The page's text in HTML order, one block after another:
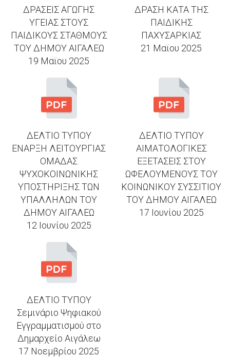
ΔΡΑΣΕΙΣ ΑΓΩΓΗΣ
ΥΓΕΙΑΣ ΣΤΟΥΣ
ΠΑΙΔΙΚΟΥΣ ΣΤΑΘΜΟΥΣ
ΤΟΥ ΔΗΜΟΥ ΑΙΓΑΛΕΩ
19 Μαϊου 2025
ΔΡΑΣΗ ΚΑΤΑ ΤΗΣ
ΠΑΙΔΙΚΗΣ
ΠΑΧΥΣΑΡΚΙΑΣ
21 Μαϊου 2025
ΔΕΛΤΙΟ ΤΥΠΟΥ
ΕΝΑΡΞΗ ΛΕΙΤΟΥΡΓΙΑΣ
ΟΜΑΔΑΣ
ΨΥΧΟΚΟΙΝΩΝΙΚΗΣ
ΥΠΟΣΤΗΡΙΞΗΣ ΤΩΝ
ΥΠΑΛΛΗΛΩΝ ΤΟΥ
ΔΗΜΟΥ ΑΙΓΑΛΕΩ
12 Ιουνίου 2025
ΔΕΛΤΙΟ ΤΥΠΟΥ
ΑΙΜΑΤΟΛΟΓΙΚΕΣ
ΕΞΕΤΑΣΕΙΣ ΣΤΟΥ
ΩΦΕΛΟΥΜΕΝΟΥΣ ΤΟΥ
ΚΟΙΝΩΝΙΚΟΥ ΣΥΣΣΙΤΙΟΥ
ΤΟΥ ΔΗΜΟΥ ΑΙΓΑΛΕΩ
17 Ιουνίου 2025
ΔΕΛΤΙΟ ΤΥΠΟΥ
Σεμινάριο Ψηφιακού
Εγγραμματισμού στο
Δημαρχείο Αιγάλεω
17 Νοεμβρίου 2025